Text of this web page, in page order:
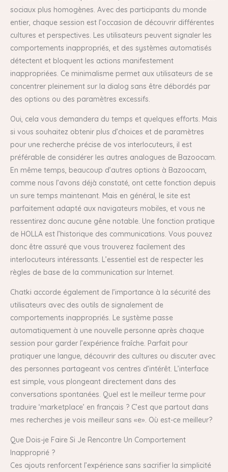
sociaux plus homogènes. Avec des participants du monde
entier, chaque session est l’occasion de découvrir différentes
cultures et perspectives. Les utilisateurs peuvent signaler les
comportements inappropriés, et des systèmes automatisés
détectent et bloquent les actions manifestement
inappropriées. Ce minimalisme permet aux utilisateurs de se
concentrer pleinement sur la dialog sans être débordés par
des options ou des paramètres excessifs.
Oui, cela vous demandera du temps et quelques efforts. Mais
si vous souhaitez obtenir plus d’choices et de paramètres
pour une recherche précise de vos interlocuteurs, il est
préférable de considérer les autres analogues de Bazoocam.
En même temps, beaucoup d’autres options à Bazoocam,
comme nous l’avons déjà constaté, ont cette fonction depuis
un sure temps maintenant. Mais en général, le site est
parfaitement adapté aux navigateurs mobiles, et vous ne
ressentirez donc aucune gêne notable. Une fonction pratique
de HOLLA est l’historique des communications. Vous pouvez
donc être assuré que vous trouverez facilement des
interlocuteurs intéressants. L’essentiel est de respecter les
règles de base de la communication sur Internet.
Chatki accorde également de l’importance à la sécurité des
utilisateurs avec des outils de signalement de
comportements inappropriés. Le système passe
automatiquement à une nouvelle personne après chaque
session pour garder l’expérience fraîche. Parfait pour
pratiquer une langue, découvrir des cultures ou discuter avec
des personnes partageant vos centres d’intérêt. L’interface
est simple, vous plongeant directement dans des
conversations spontanées. Quel est le meilleur terme pour
traduire ‘marketplace’ en français ? C’est que partout dans
mes recherches je vois meilleur sans «e». Où est-ce meilleur?
Que Dois-je Faire Si Je Rencontre Un Comportement
Inapproprié ?
Ces ajouts renforcent l’expérience sans sacrifier la simplicité